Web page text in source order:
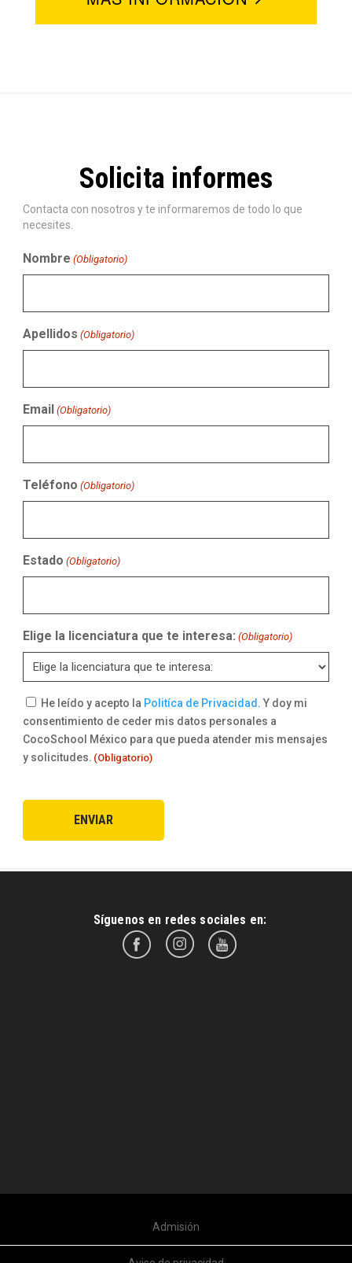
Solicita informes
Contacta con nosotros y te informaremos de todo lo que
necesites.
Nombre (Obligatorio)
Apellidos (Obligatorio)
Email (Obligatorio)
Teléfono (Obligatorio)
Estado (Obligatorio)
Elige la licenciatura que te interesa: (Obligatorio)
Consentimiento
(Obligatorio)
He leído y acepto la Politíca de Privacidad . Y doy mi
consentimiento de ceder mis datos personales a
CocoSchool México para que pueda atender mis mensajes
y solicitudes. (Obligatorio)
Síguenos en redes sociales en:
Admisión